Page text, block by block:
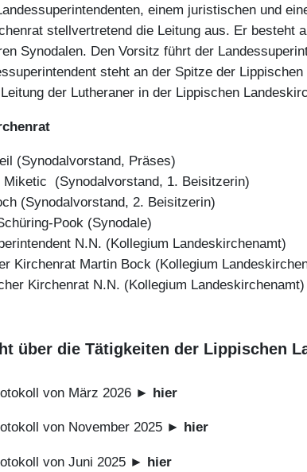
einem juristischen und
stellvertretend die Leitung aus. Er besteht
Synodalen. Den Vorsitz führt der
steht an der Spitze der
der Lutheraner in der Lippischen
(Synodalvorstand, Präses)
Miketic (Synodalvorstand, 1. Beisitzerin)
(Synodalvorstand, 2. Beisitzerin)
Pook (Synodale)
N.N. (Kollegium Landeskirchenamt)
Kirchenrat Martin Bock (Kollegium
Kirchenrat N.N. (Kollegium Landeskirchenamt)
über die Tätigkeiten der Lippischen
von März 2026 ► hier
von November 2025 ► hier
von Juni 2025 ► hier